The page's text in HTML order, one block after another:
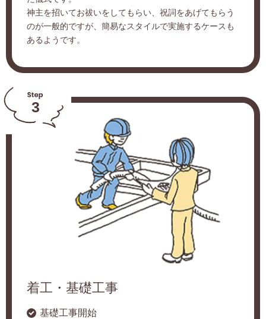
神主を招いてお祓いをしてもらい、祝詞をあげてもらう
のが一般的ですが、簡易なスタイルで実施するケースも
あるようです。
3
着工・基礎工事
基礎工事開始